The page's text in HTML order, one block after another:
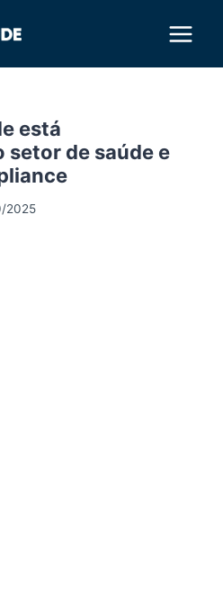
está
de saúde e
2025